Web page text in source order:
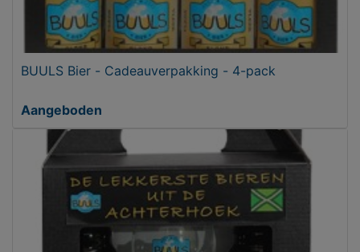
BUULS Bier - Cadeauverpakking - 4-pack
Aangeboden